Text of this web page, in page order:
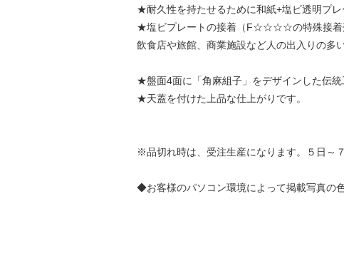
★耐久性を持たせるために和紙+塩ビ透明プレ
★塩ビプレートの接着（F☆☆☆☆の特殊接着
飲食店や旅館、商業施設など人の出入りの多
★盤面4面に「角麻組子」をデザインした伝統
★天蓋を付けた上品な仕上がりです。
※品切れ時は、受注生産になります。５日～
◆お客様のパソコン環境によって掲載写真の